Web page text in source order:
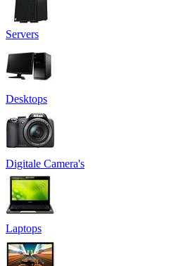
Servers
Desktops
Digitale Camera's
Laptops